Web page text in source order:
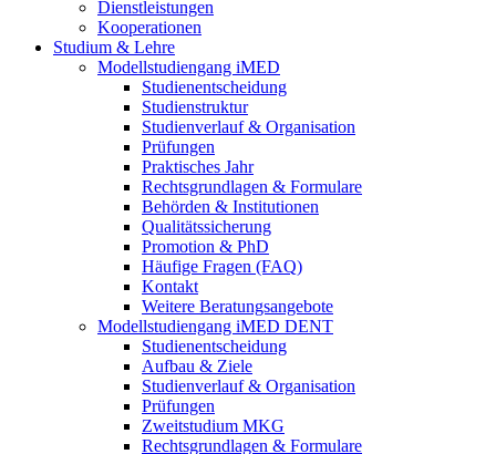
Dienstleistungen
Kooperationen
Studium & Lehre
Modellstudiengang iMED
Studienentscheidung
Studienstruktur
Studienverlauf & Organisation
Prüfungen
Praktisches Jahr
Rechtsgrundlagen & Formulare
Behörden & Institutionen
Qualitätssicherung
Promotion & PhD
Häufige Fragen (FAQ)
Kontakt
Weitere Beratungsangebote
Modellstudiengang iMED DENT
Studienentscheidung
Aufbau & Ziele
Studienverlauf & Organisation
Prüfungen
Zweitstudium MKG
Rechtsgrundlagen & Formulare